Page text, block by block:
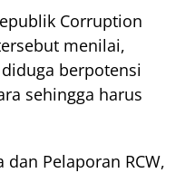
Corruption
menilai,
berpotensi
sehingga harus
Pelaporan RCW,